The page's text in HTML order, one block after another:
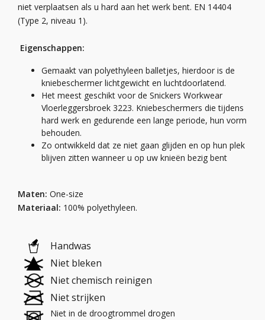
niet verplaatsen als u hard aan het werk bent. EN 14404
(Type 2, niveau 1).
Eigenschappen:
Gemaakt van polyethyleen balletjes, hierdoor is de
kniebeschermer lichtgewicht en luchtdoorlatend.
Het meest geschikt voor de Snickers Workwear
Vloerleggersbroek 3223. Kniebeschermers die tijdens
hard werk en gedurende een lange periode, hun vorm
behouden.
Zo ontwikkeld dat ze niet gaan glijden en op hun plek
blijven zitten wanneer u op uw knieën bezig bent
Maten: One-size
Materiaal: 100% polyethyleen.
Handwas
Niet bleken
Niet chemisch reinigen
Niet strijken
Niet in de droogtrommel drogen